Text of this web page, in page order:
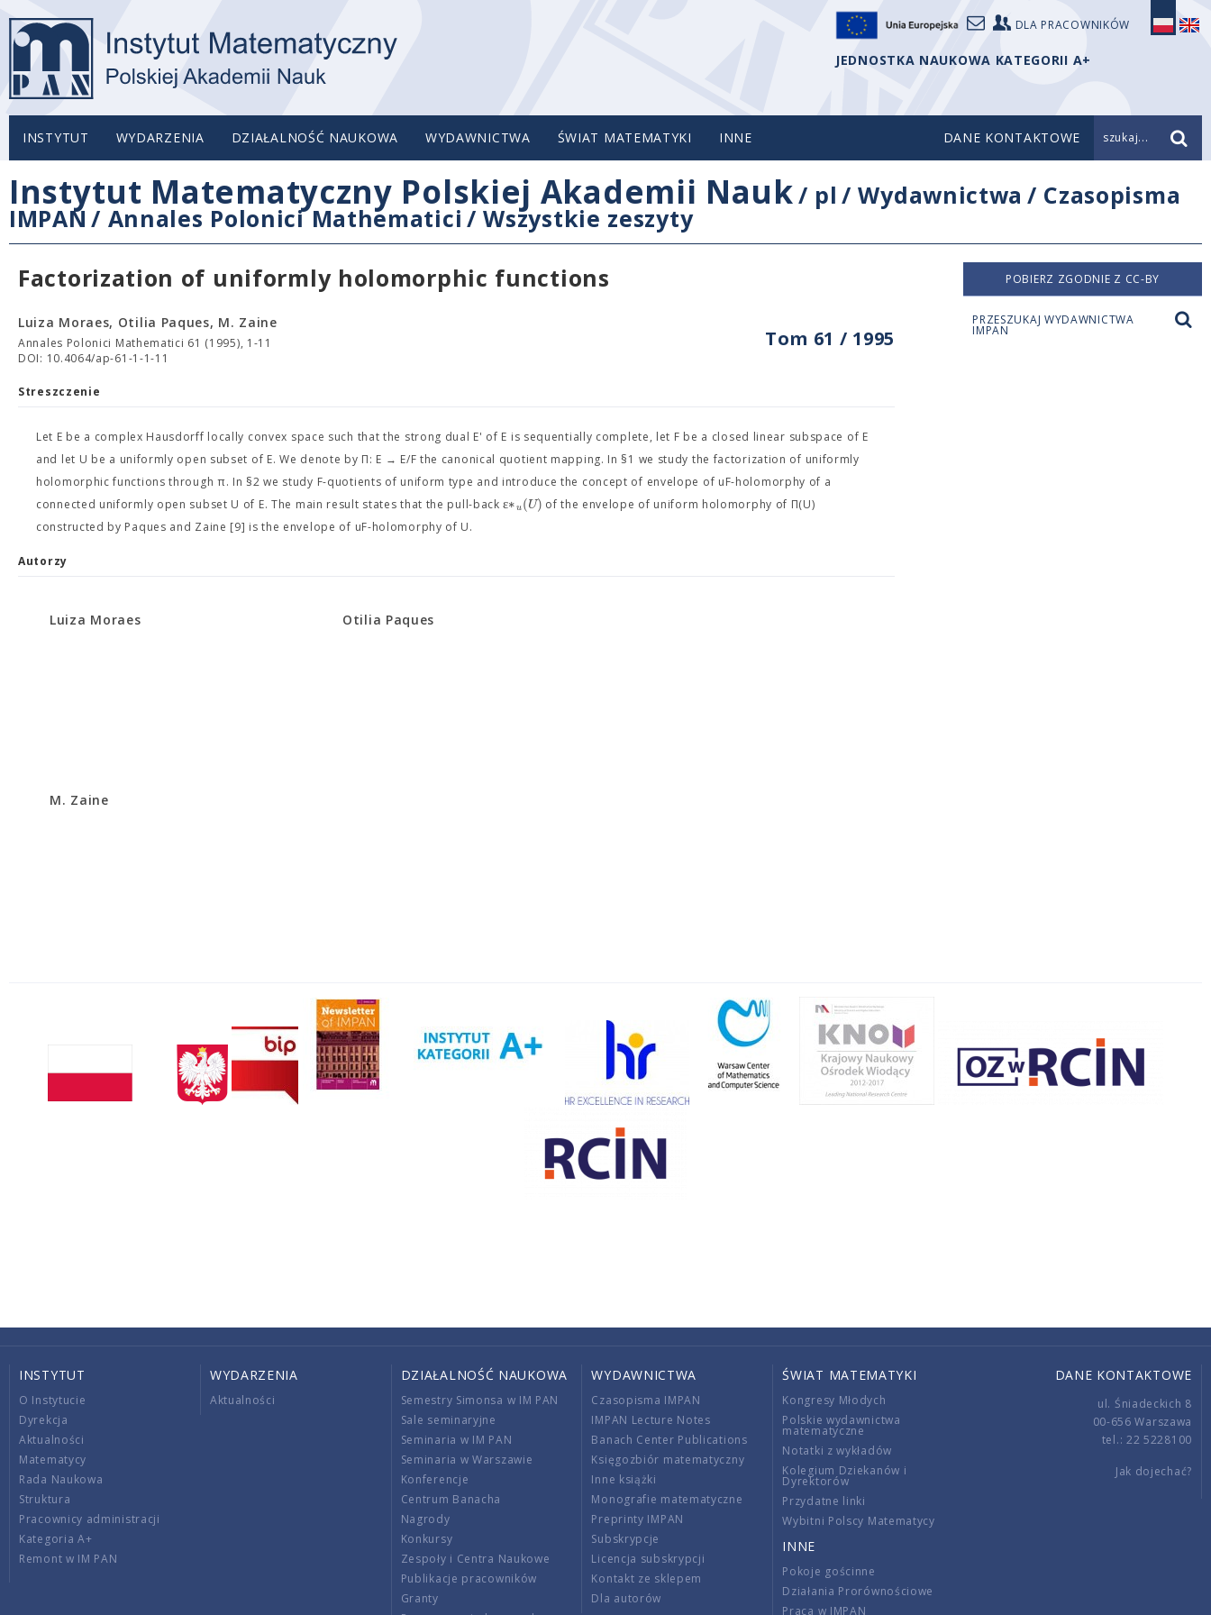
DLA PRACOWNIKÓW
JEDNOSTKA NAUKOWA KATEGORII A+
INSTYTUT WYDARZENIA DZIAŁALNOŚĆ NAUKOWA WYDAWNICTWA ŚWIAT MATEMATYKI INNE DANE KONTAKTOWE szukaj...
Instytut Matematyczny Polskiej Akademii Nauk/ pl /Wydawnictwa / Czasopisma
IMPAN / Annales Polonici Mathematici /Wszystkie zeszyty
Factorization of uniformly holomorphic functions
Tom 61 / 1995
Luiza Moraes, Otilia Paques, M. Zaine
Annales Polonici Mathematici 61 (1995), 1-11
DOI: 10.4064/ap-61-1-1-11
Streszczenie
Let E be a complex Hausdorff locally convex space such that the strong dual E' of E is sequentially complete, let F be a closed linear subspace of E
and let U be a uniformly open subset of E. We denote by Π: E → E/F the canonical quotient mapping. In §1 we study the factorization of uniformly
holomorphic functions through π. In §2 we study F-quotients of uniform type and introduce the concept of envelope of uF-holomorphy of a
connected uniformly open subset U of E. The main result states that the pull-backε∗u(U) of the envelope of uniform holomorphy of Π(U)
constructed by Paques and Zaine [9] is the envelope of uF-holomorphy of U.
Autorzy
Luiza Moraes Otilia Paques
M. Zaine
POBIERZ ZGODNIE Z CC-BY
PRZESZUKAJ WYDAWNICTWA
IMPAN
INSTYTUT
O Instytucie
Dyrekcja
Aktualności
Matematycy
Rada Naukowa
Struktura
Pracownicy administracji
Kategoria A+
Remont w IM PAN
WYDARZENIA
Aktualności
DZIAŁALNOŚĆ NAUKOWA
Semestry Simonsa w IM PAN
Sale seminaryjne
Seminaria w IM PAN
Seminaria w Warszawie
Konferencje
Centrum Banacha
Nagrody
Konkursy
Zespoły i Centra Naukowe
Publikacje pracowników
Granty
WYDAWNICTWA
Czasopisma IMPAN
IMPAN Lecture Notes
Banach Center Publications
Księgozbiór matematyczny
Inne książki
Monografie matematyczne
Preprinty IMPAN
Subskrypcje
Licencja subskrypcji
Kontakt ze sklepem
Dla autorów
ŚWIAT MATEMATYKI
Kongresy Młodych
Polskie wydawnictwa
matematyczne
Notatki z wykładów
Kolegium Dziekanów i
Dyrektorów
Przydatne linki
Wybitni Polscy Matematycy
INNE
Pokoje gościnne
Działania Prorównościowe
Praca w IMPAN
DANE KONTAKTOWE
ul. Śniadeckich 8
00-656 Warszawa
tel.: 22 5228100
Jak dojechać?